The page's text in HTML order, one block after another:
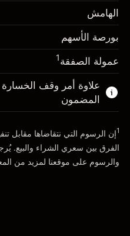
حجم الصفقة بالرافعة
الأموال من الرافعة
انتقل إلى المنصة
رسوم التبييت
الرسوم من قيمة الصفقة
حجم الصفقة بالرافعة
الأموال من الرافعة
الهامش
بورصة الأسهم
عمولة الصفقة1
علاوة أمر وقف الخسارة
المضمون
1إن الرسوم التي نتقاضاها مقابل
الفرق بين سعري الشراء والبيع.
والرسوم على موقعنا لمزيد من